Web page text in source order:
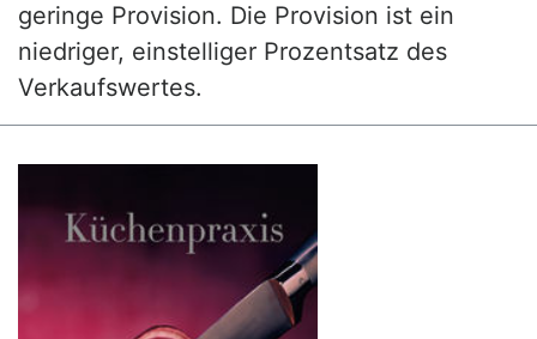
geringe Provision. Die Provision ist ein
niedriger, einstelliger Prozentsatz des
Verkaufswertes.